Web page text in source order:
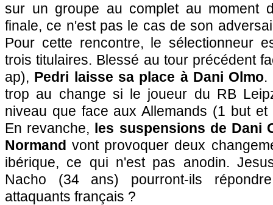
sur un groupe au complet au moment
finale, ce n'est pas le cas de son
Pour cette rencontre, le sélectionneur
trois titulaires. Blessé au tour précédent
ap), Pedri laisse sa place à Dani Olmo.
trop au change si le joueur du RB
niveau que face aux Allemands (1 but
En revanche, les suspensions de Dani
Normand vont provoquer deux
ibérique, ce qui n'est pas anodin.
Nacho (34 ans) pourront-ils
attaquants français ?